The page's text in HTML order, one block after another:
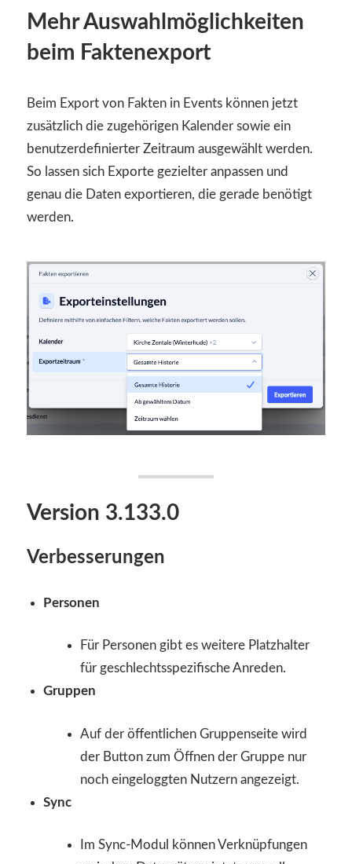
Mehr Auswahlmöglichkeiten
beim Faktenexport
Beim Export von Fakten in Events können jetzt
zusätzlich die zugehörigen Kalender sowie ein
benutzerdefinierter Zeitraum ausgewählt werden.
So lassen sich Exporte gezielter anpassen und
genau die Daten exportieren, die gerade benötigt
werden.
Version 3.133.0
Verbesserungen
Personen
Für Personen gibt es weitere Platzhalter
für geschlechtsspezifische Anreden.
Gruppen
Auf der öffentlichen Gruppenseite wird
der Button zum Öffnen der Gruppe nur
noch eingeloggten Nutzern angezeigt.
Sync
Im Sync-Modul können Verknüpfungen